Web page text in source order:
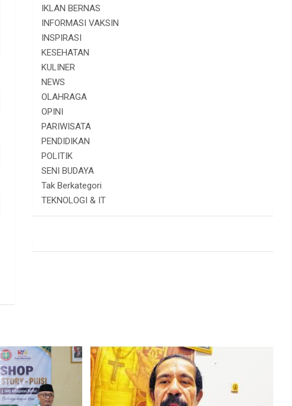
IKLAN BERNAS
INFORMASI VAKSIN
INSPIRASI
KESEHATAN
KULINER
NEWS
OLAHRAGA
OPINI
PARIWISATA
PENDIDIKAN
POLITIK
SENI BUDAYA
Tak Berkategori
TEKNOLOGI & IT